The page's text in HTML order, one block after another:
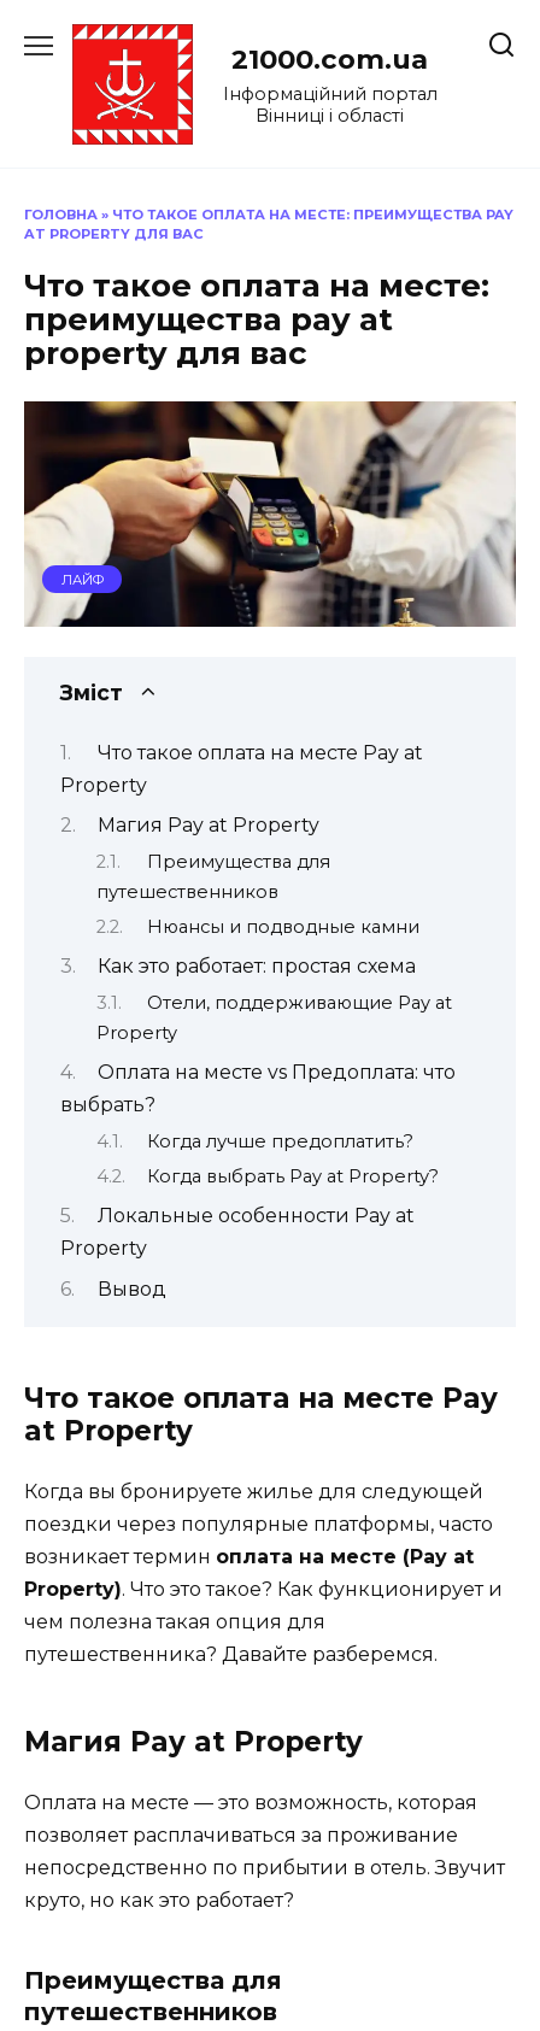
до
21000.com.ua
Інформаційний портал
Вінниці і області
ГОЛОВНА » ЧТО ТАКОЕ ОПЛАТА НА МЕСТЕ: ПРЕИМУЩЕСТВА PAY
AT PROPERTY ДЛЯ ВАС
Что такое оплата на месте:
преимущества pay at
property для вас
ЛАЙФ
Зміст
Что такое оплата на месте Pay at
Property
Магия Pay at Property
Преимущества для
путешественников
Нюансы и подводные камни
Как это работает: простая схема
Отели, поддерживающие Pay at
Property
Оплата на месте vs Предоплата: что
выбрать?
Когда лучше предоплатить?
Когда выбрать Pay at Property?
Локальные особенности Pay at
Property
Вывод
Что такое оплата на месте Pay
at Property
Когда вы бронируете жилье для следующей
поездки через популярные платформы, часто
возникает термин оплата на месте (Pay at
Property). Что это такое? Как функционирует и
чем полезна такая опция для
путешественника? Давайте разберемся.
Магия Pay at Property
Оплата на месте — это возможность, которая
позволяет расплачиваться за проживание
непосредственно по прибытии в отель. Звучит
круто, но как это работает?
Преимущества для
путешественников